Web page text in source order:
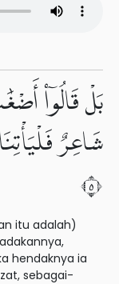
بَلْ قَالُوٓا۟
شَاعِرٌ
٥
itu adalah)
hendaknya ia
sebagai-